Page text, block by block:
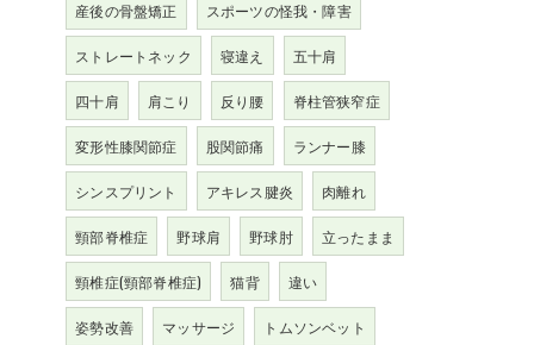
産後の骨盤矯正 スポーツの怪我・障害
ストレートネック 寝違え 五十肩
四十肩 肩こり 反り腰 脊柱管狭窄症
変形性膝関節症 股関節痛 ランナー膝
シンスプリント アキレス腱炎 肉離れ
頸部脊椎症 野球肩 野球肘 立ったまま
頸椎症(頸部脊椎症) 猫背 違い
姿勢改善 マッサージ トムソンベット